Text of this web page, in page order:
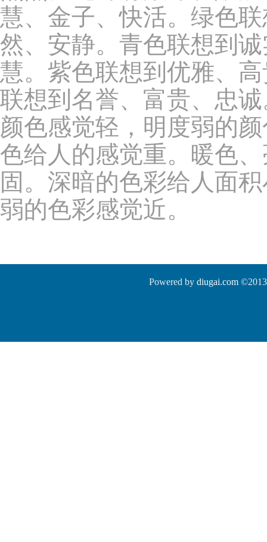
慧、金子、快活。绿色
然、安静。青色联想到
慧。紫色联想到优雅、
联想到名誉、富贵、忠
颜色感觉轻，明度弱的
色给人的感觉重。暖色
固。深暗的色彩给人面
弱的色彩感觉近。
Powered by diugai.com